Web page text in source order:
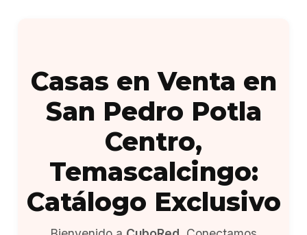
Casas en Venta en
San Pedro Potla
Centro,
Temascalcingo:
Catálogo Exclusivo